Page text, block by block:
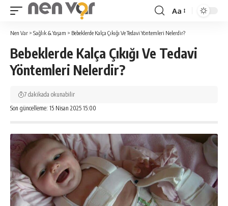
Yazı
Tipi
Boyutlandırıcı
Aa
Nen Var > Sağlık & Yaşam > Bebeklerde Kalça Çıkığı Ve Tedavi Yöntemleri Nelerdir?
Bebeklerde Kalça Çıkığı Ve Tedavi
Yöntemleri Nelerdir?
Son güncelleme: 15 Nisan 2025 15:00
7 dakikada okunabilir